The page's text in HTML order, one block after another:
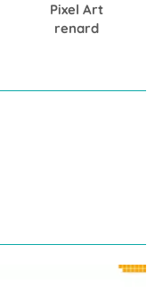
Pixel Art
renard